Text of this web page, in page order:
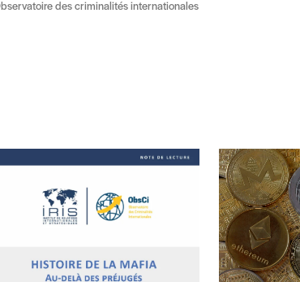
des criminalités internationales